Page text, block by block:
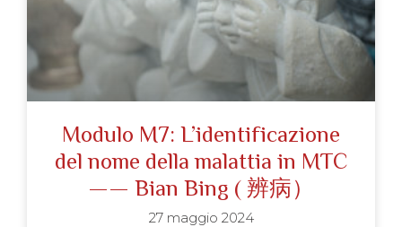
Modulo M7: L’identificazione
del nome della malattia in MTC
—— Bian Bing ( 辨病）
27 maggio 2024